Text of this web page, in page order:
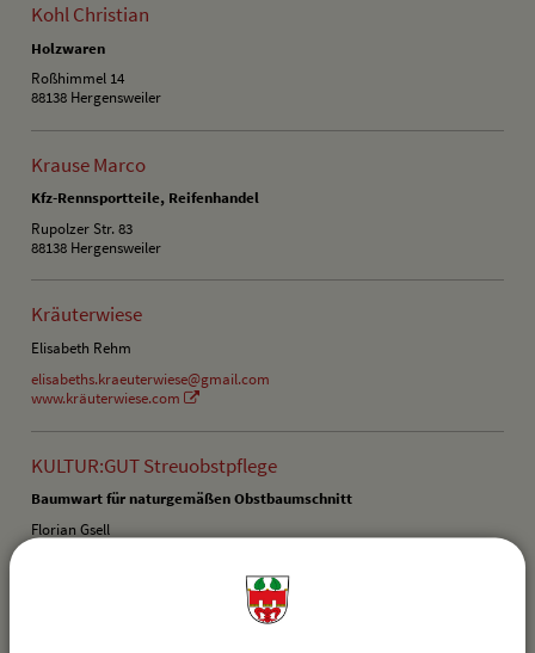
Kohl Christian
Holzwaren
Roßhimmel 14
88138 Hergensweiler
Krause Marco
Kfz-Rennsportteile, Reifenhandel
Rupolzer Str. 83
88138 Hergensweiler
Kräuterwiese
Elisabeth Rehm
elisabeths.kraeuterwiese@gmail.com
www.kräuterwiese.com
KULTUR:GUT Streuobstpflege
Baumwart für naturgemäßen Obstbaumschnitt
Florian Gsell
kulturgut.streuobstpflege@posteo.de